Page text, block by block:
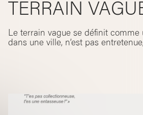
TERRAIN
Le terrain vague se définit comme
dans une ville, n’est pas